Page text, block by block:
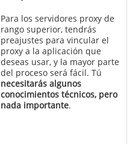
Para los servidores proxy de
rango superior, tendrás
preajustes para vincular el
proxy a la aplicación que
deseas usar, y la mayor parte
del proceso será fácil. Tú
necesitarás algunos
conocimientos técnicos, pero
nada importante.